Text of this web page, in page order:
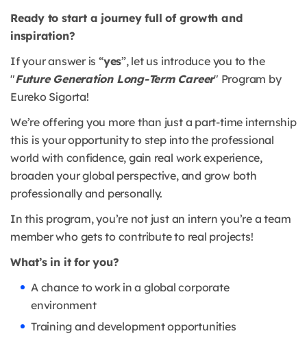
Ready to start a journey full of growth and
inspiration?
If your answer is “yes”, let us introduce you to the
"Future Generation Long-Term Career" Program by
Eureko Sigorta!
We’re offering you more than just a part-time internship
this is your opportunity to step into the professional
world with confidence, gain real work experience,
broaden your global perspective, and grow both
professionally and personally.
In this program, you’re not just an intern you’re a team
member who gets to contribute to real projects!
What’s in it for you?
A chance to work in a global corporate
environment
Training and development opportunities